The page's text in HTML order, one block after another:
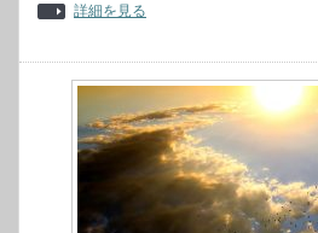
詳細を見る